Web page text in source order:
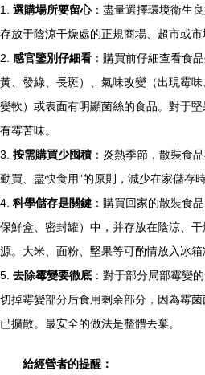
1. 選購場所要留心：盡量選擇環境衛生
存放于陰涼干燥處的正規商場、超市或市
2. 感官鑒別仔細看 ：購買前仔細查看食
黃、發綠、長斑）、氣味改變（出現霉味
變軟）或表面有明顯菌絲的食品。對于
有霉苦味。
3. 按需購買少囤積 ：炎熱季節，散裝食
勤買、盡快食用”的原則，減少在家儲存時
4. 科學儲存是關鍵 ：購買回家的散裝食
保鮮盒、密封罐）中，并存放在陰涼、
源。大米、面粉、堅果等可酌情放入冰箱
5. 去除霉變要徹底 ：對于部分局部霉變
切掉霉變部分后食用剩余部分，因為霉
已擴散。最安全的做法是整體丟棄。
給經營者的提醒：